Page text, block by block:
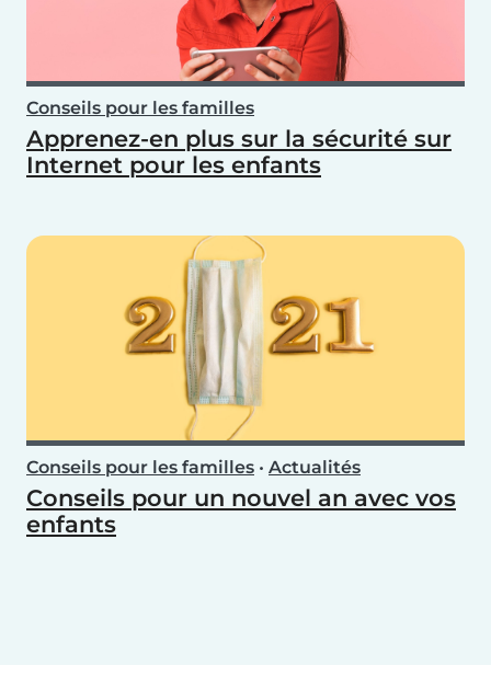
Conseils pour les familles
Apprenez-en plus sur la sécurité sur
Internet pour les enfants
Conseils pour les familles • Actualités
Conseils pour un nouvel an avec vos
enfants